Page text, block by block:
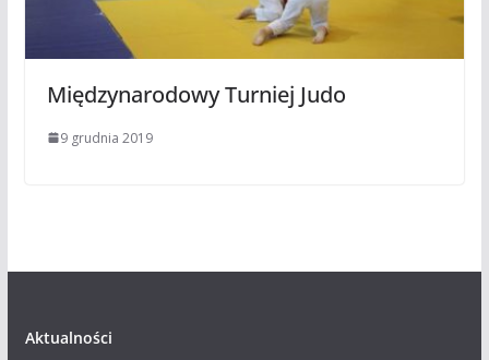
Międzynarodowy Turniej Judo
9 grudnia 2019
Aktualności